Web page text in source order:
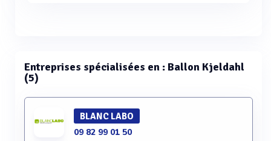
Entreprises spécialisées en : Ballon Kjeldahl
(5)
BLANC LABO
09 82 99 01 50